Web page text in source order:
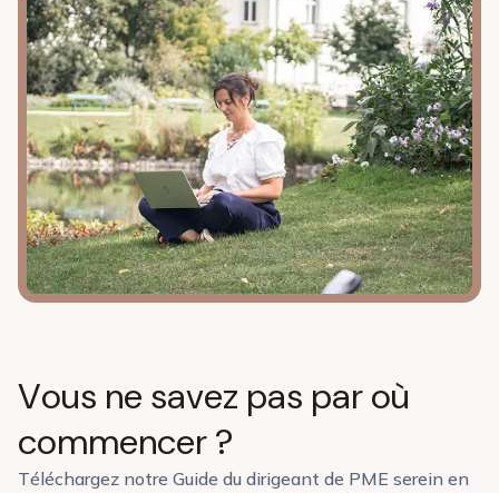
Vous ne savez pas par où
commencer ?
Téléchargez notre Guide du dirigeant de PME serein en